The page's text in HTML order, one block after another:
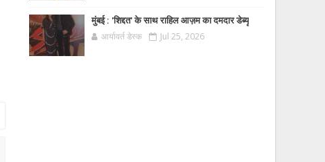
मुंबई : 'शिद्दत' के साथ राहिल आज़म का दमदार डेब्यू
आर्यावर्त डेस्क Jul 25, 2026